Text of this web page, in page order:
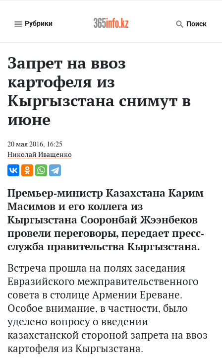
Рубрики Поиск
Запрет на ввоз
картофеля из
Кыргызстана снимут в
июне
20 мая 2016, 16:25
Николай Иващенко
Премьер-министр Казахстана Карим
Масимов и его коллега из
Кыргызстана Сооронбай Жээнбеков
провели переговоры, передает пресс-
служба правительства Кыргызстана.
Встреча прошла на полях заседания
Евразийского межправительственного
совета в столице Армении Ереване.
Особое внимание, в частности, было
уделено вопросу о введении
казахстанской стороной запрета на ввоз
картофеля из Кыргызстана.